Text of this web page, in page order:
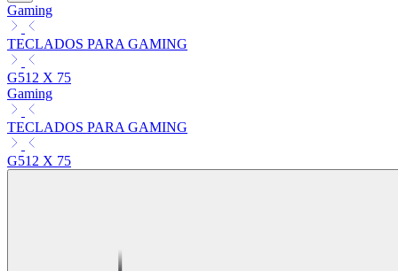
Gaming
TECLADOS PARA GAMING
G512 X 75
Gaming
TECLADOS PARA GAMING
G512 X 75